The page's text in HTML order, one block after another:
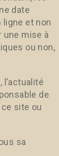
date
et non
mise à
ou non,
de
site ou
sa